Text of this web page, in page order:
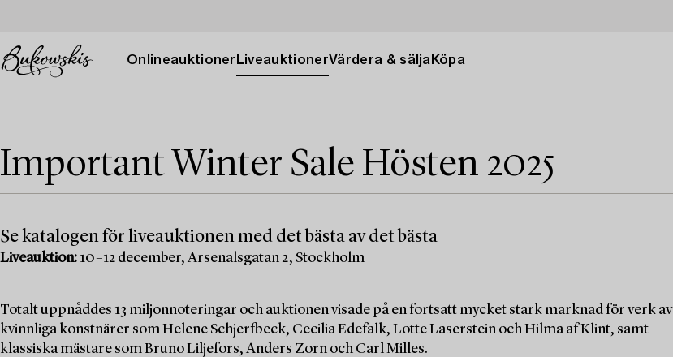
Onlineauktioner LiveauktionerVärdera & sälja Köpa
Important Winter Sale Hösten 2025
Se katalogen för liveauktionen med det bästa av det bästa
Liveauktion: 10–12 december, Arsenalsgatan 2, Stockholm
Totalt uppnåddes 13 miljonnoteringar och auktionen visade på en fortsatt mycket stark marknad för verk av
kvinnliga konstnärer som Helene Schjerfbeck, Cecilia Edefalk, Lotte Laserstein och Hilma af Klint, samt
klassiska mästare som Bruno Liljefors, Anders Zorn och Carl Milles.